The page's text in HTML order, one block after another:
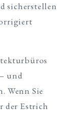
sicherstellen
und
Wenn Sie
der Estrich